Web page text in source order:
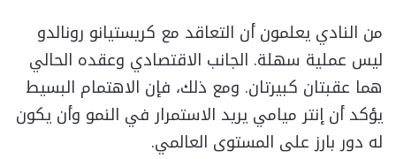
من النادي يعلمون أن التعاقد مع كريستيانو رونالدو
ليس عملية سهلة. الجانب الاقتصادي وعقده الحالي
هما عقبتان كبيرتان. ومع ذلك، فإن الاهتمام البسيط
يؤكد أن إنتر ميامي يريد الاستمرار في النمو وأن يكون
له دور بارز على المستوى العالمي.